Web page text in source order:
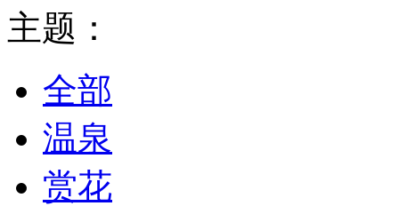
主题：
全部
温泉
赏花